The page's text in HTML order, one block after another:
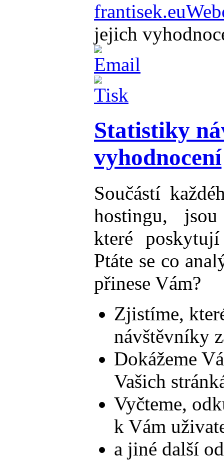
frantisek.eu
jejich
Statistiky
vyhodnocení
Součástí
hostingu,
které
Ptáte se co
přinese Vám?
Zjistíme,
návštěvníky
Dokážeme
Vašich
Vyčteme,
k Vám
a jiné další